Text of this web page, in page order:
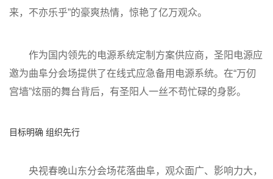
来，不亦乐乎”的豪爽热情，惊艳了亿万观众。
作为国内领先的电源系统定制方案供应商，圣阳电源应
邀为曲阜分会场提供了在线式应急备用电源系统。在“万仞
宫墙”炫丽的舞台背后，有圣阳人一丝不苟忙碌的身影。
目标明确 组织先行
央视春晚山东分会场花落曲阜，观众面广、影响力大，